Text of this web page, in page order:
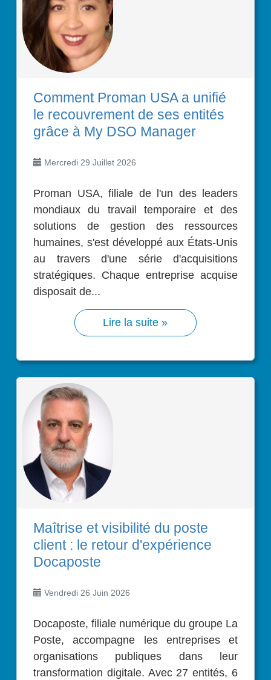
Comment Proman USA a unifié
le recouvrement de ses entités
grâce à My DSO Manager
Mercredi 29 Juillet 2026
Proman USA, filiale de l'un des leaders
mondiaux du travail temporaire et des
solutions de gestion des ressources
humaines, s'est développé aux États-Unis
au travers d'une série d'acquisitions
stratégiques. Chaque entreprise acquise
disposait de...
Lire la suite »
Maîtrise et visibilité du poste
client : le retour d'expérience
Docaposte
Vendredi 26 Juin 2026
Docaposte, filiale numérique du groupe La
Poste, accompagne les entreprises et
organisations publiques dans leur
transformation digitale. Avec 27 entités, 6